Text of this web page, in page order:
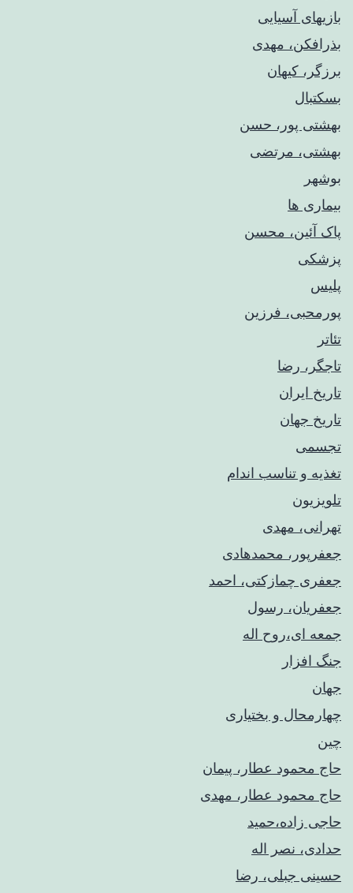
بازیهای آسیایی
بذرافکن، مهدی
برزگر، کیهان
بسکتبال
بهشتی پور، حسن
بهشتی، مرتضی
بوشهر
بیماری ها
پاک آئین، محسن
پزشکی
پلیس
پورمحبی، فرزین
تئاتر
تاجگر، رضا
تاریخ ایران
تاریخ جهان
تجسمی
تغذیه و تناسب اندام
تلویزیون
تهرانی، مهدی
جعفرپور، محمدهادی
جعفری چمازکتی، احمد
جعفریان، رسول
جمعه ای،روح اله
جنگ افزار
جهان
چهارمحال و بختیاری
چین
حاج محمود عطار، پیمان
حاج محمود عطار، مهدی
حاجی زاده،حمید
حدادی، نصر اله
حسینی جبلی، رضا